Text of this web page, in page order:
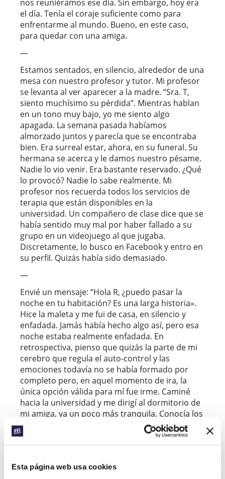
Esta página web usa cookies
nos reuniéramos ese día. Sin embargo, hoy era
el día. Tenía el coraje suficiente como para
enfrentarme al mundo. Bueno, en este caso,
para quedar con una amiga.
—
Estamos sentados, en silencio, alrededor de una
mesa con nuestro profesor y tutor. Mi profesor
se levanta al ver aparecer a la madre. “Sra. T,
siento muchísimo su pérdida”. Mientras hablan
en un tono muy bajo, yo me siento algo
apagada. La semana pasada habíamos
almorzado juntos y parecía que se encontraba
bien. Era surreal estar, ahora, en su funeral. Su
hermana se acerca y le damos nuestro pésame.
Nadie lo vio venir. Era bastante reservado. ¿Qué
lo provocó? Nadie lo sabe realmente. Mi
profesor nos recuerda todos los servicios de
terapia que están disponibles en la
universidad. Un compañero de clase dice que se
había sentido muy mal por haber fallado a su
grupo en un videojuego al que jugaba.
Discretamente, lo busco en Facebook y entro en
su perfil. Quizás había sido demasiado.
—
Envié un mensaje: “Hola R, ¿puedo pasar la
noche en tu habitación? Es una larga historia».
Hice la maleta y me fui de casa, en silencio y
enfadada. Jamás había hecho algo así, pero esa
noche estaba realmente enfadada. En
retrospectiva, pienso que quizás la parte de mi
cerebro que regula el auto-control y las
emociones todavía no se había formado por
completo pero, en aquel momento de ira, la
única opción válida para mí fue irme. Caminé
hacia la universidad y me dirigí al dormitorio de
mi amiga, ya un poco más tranquila. Conocía los
hechos, pero ello no me ayudaba a regular mis
emociones. Sabía que estaba pasando por una
pero nadie me había dicho que los desacuerdos